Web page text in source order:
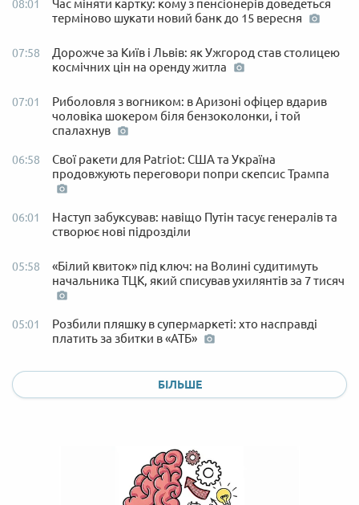
08:01
Час міняти картку: кому з пенсіонерів доведеться
терміново шукати новий банк до 15 вересня
07:58
Дорожче за Київ і Львів: як Ужгород став столицею
космічних цін на оренду житла
07:01
Риболовля з вогником: в Аризоні офіцер вдарив
чоловіка шокером біля бензоколонки, і той
спалахнув
06:58
Свої ракети для Patriot: США та Україна
продовжують переговори попри скепсис Трампа
06:01
Наступ забуксував: навіщо Путін тасує генералів та
створює нові підрозділи
05:58
«Білий квиток» під ключ: на Волині судитимуть
начальника ТЦК, який списував ухилянтів за 7 тисяч
05:01
Розбили пляшку в супермаркеті: хто насправді
платить за збитки в «АТБ»
БІЛЬШЕ